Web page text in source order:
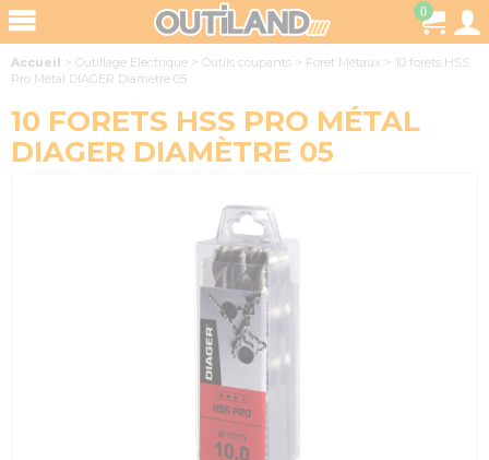
0
Accueil > Outillage Electrique > Outils coupants > Foret Métaux > 10 forets HSS
Pro Métal DIAGER Diamètre 05
10 FORETS HSS PRO MÉTAL
DIAGER DIAMÈTRE 05